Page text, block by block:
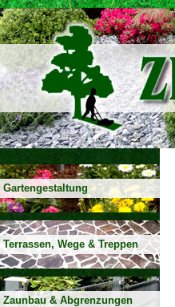
Gartengestaltung
Terrassen, Wege & Treppen
Zaunbau & Abgrenzungen